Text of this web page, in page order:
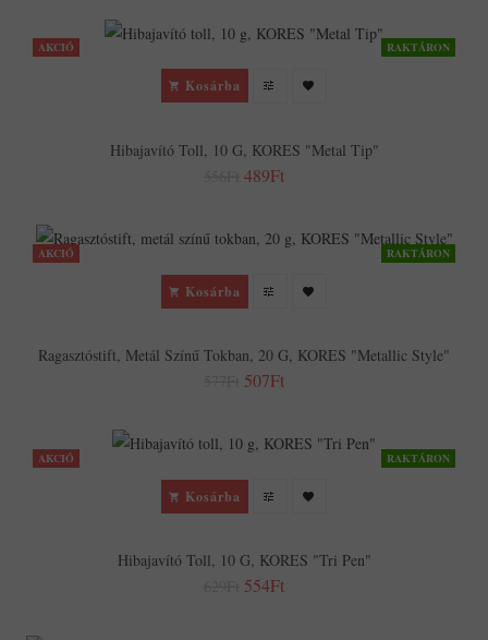
AKCIÓ RAKTÁRON
Kosárba
Hibajavító Toll, 10 G, KORES "Metal Tip"
489Ft
AKCIÓ RAKTÁRON
Kosárba
Ragasztóstift, Metál Színű Tokban, 20 G, KORES "Metallic Style"
507Ft
AKCIÓ RAKTÁRON
Kosárba
Hibajavító Toll, 10 G, KORES "Tri Pen"
554Ft